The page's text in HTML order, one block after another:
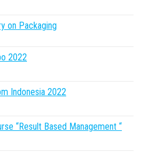
on Packaging
2022
Indonesia 2022
“Result Based Management “